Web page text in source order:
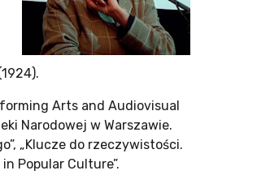
Arts and Audiovisual
Narodowej w Warszawie.
„Klucze do rzeczywistości.
Popular Culture”.